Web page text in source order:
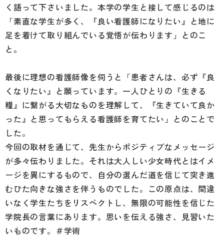
く語って下さいました。本学の学生と接して感じるのは
「素直な学生が多く、『良い看護師になりたい』と地に
足を着けて取り組んでいる覚悟が伝わります」とのこ
と。
最後に理想の看護師像を伺うと「患者さんは、必ず『良
くなりたい』と願っています。一人ひとりの『生きる
糧』に繋がる大切なものを理解して、『生きていて良か
った』と思ってもらえる看護師を育てたい」とのことで
した。
今回の取材を通じて、先生からポジティブなメッセージ
が多々伝わりました。それは大人しい少女時代とはイメ
ージを異にするもので、自分の選んだ道を信じて突き進
むひた向きな強さを伴うものでした。この原点は、間違
いなく学生たちをリスペクトし、無限の可能性を信じた
学院長の言葉にあります。思いを伝える強さ、見習いた
いものです。＃学術